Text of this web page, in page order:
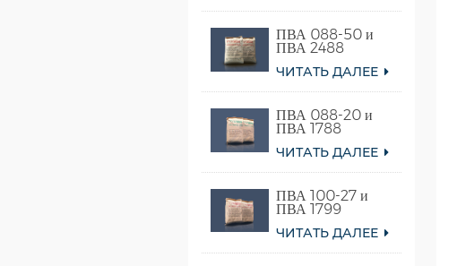
ПВА 088-50 и
ПВА 2488
ЧИТАТЬ ДАЛЕЕ
ПВА 088-20 и
ПВА 1788
ЧИТАТЬ ДАЛЕЕ
ПВА 100-27 и
ПВА 1799
ЧИТАТЬ ДАЛЕЕ